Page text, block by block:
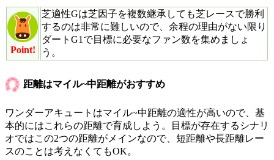
Point!
芝適性Gは芝因子を複数継承しても芝レースで勝利
するのは非常に難しいので、余程の理由がない限り
ダートG1で目標に必要なファン数を集めましょ
う。
距離はマイル~中距離がおすすめ
ワンダーアキュートはマイル~中距離の適性が高いので、基
本的にはこれらの距離で育成しよう。目標が存在するシナリ
オではこの2つの距離がメインなので、短距離や長距離レー
スのことは考えなくてもOK。